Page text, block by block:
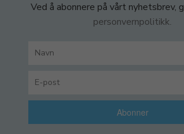
Ved å abonnere på vårt nyhetsbrev,
personvernpolitikk.
Abonner